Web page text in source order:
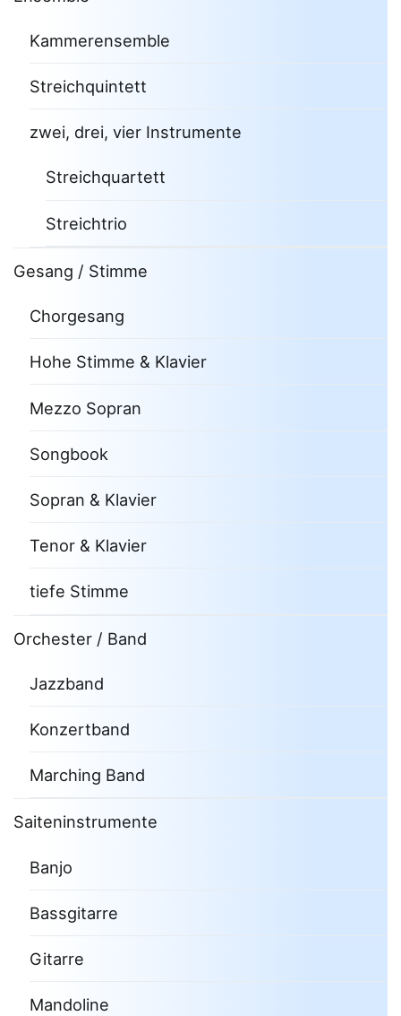
Kammerensemble
Streichquintett
zwei, drei, vier Instrumente
Streichquartett
Streichtrio
Gesang / Stimme
Chorgesang
Hohe Stimme & Klavier
Mezzo Sopran
Songbook
Sopran & Klavier
Tenor & Klavier
tiefe Stimme
Orchester / Band
Jazzband
Konzertband
Marching Band
Saiteninstrumente
Banjo
Bassgitarre
Gitarre
Mandoline